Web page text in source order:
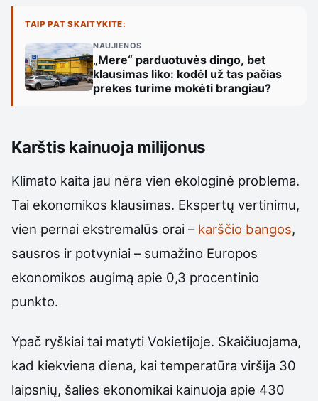
TAIP PAT SKAITYKITE:
NAUJIENOS
„Mere“ parduotuvės dingo, bet
klausimas liko: kodėl už tas pačias
prekes turime mokėti brangiau?
Karštis kainuoja milijonus
Klimato kaita jau nėra vien ekologinė problema.
Tai ekonomikos klausimas. Ekspertų vertinimu,
vien pernai ekstremalūs orai – karščio bangos,
sausros ir potvyniai – sumažino Europos
ekonomikos augimą apie 0,3 procentinio
punkto.
Ypač ryškiai tai matyti Vokietijoje. Skaičiuojama,
kad kiekviena diena, kai temperatūra viršija 30
laipsnių, šalies ekonomikai kainuoja apie 430